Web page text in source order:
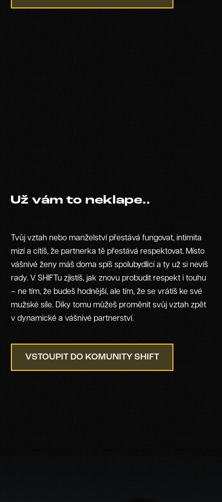
Už vám to neklape..
Tvůj vztah nebo manželství přestává fungovat, intimita
mizí a cítíš, že partnerka tě přestává respektovat. Místo
vášnivé ženy máš doma spíš spolubydlící a ty už si nevíš
rady. V SHIFTu zjistíš, jak znovu probudit respekt i touhu
– ne tím, že budeš hodnější, ale tím, že se vrátíš ke své
mužské síle. Díky tomu můžeš proměnit svůj vztah zpět
v dynamické a vášnivé partnerství.
VSTOUPIT DO KOMUNITY SHIFT